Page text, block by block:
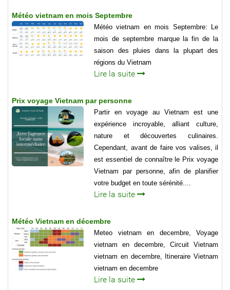
Météo vietnam en mois Septembre
Météo vietnam en mois Septembre: Le
mois de septembre marque la fin de la
saison des pluies dans la plupart des
régions du Vietnam
Lire la suite
Prix voyage Vietnam par personne
Partir en voyage au Vietnam est une
expérience incroyable, alliant culture,
nature et découvertes culinaires.
Cependant, avant de faire vos valises, il
est essentiel de connaître le Prix voyage
Vietnam par personne, afin de planifier
votre budget en toute sérénité....
Lire la suite
Météo Vietnam en décembre
Meteo vietnam en decembre, Voyage
vietnam en decembre, Circuit Vietnam
vietnam en decembre, Itineraire Vietnam
vietnam en decembre
Lire la suite